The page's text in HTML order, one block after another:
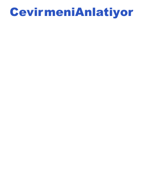
CevirmeniAnlatiyor